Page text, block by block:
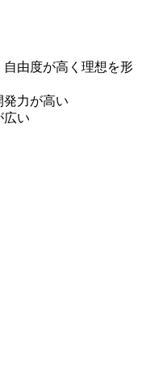
由度が高く理想を形
発力が高い
広い